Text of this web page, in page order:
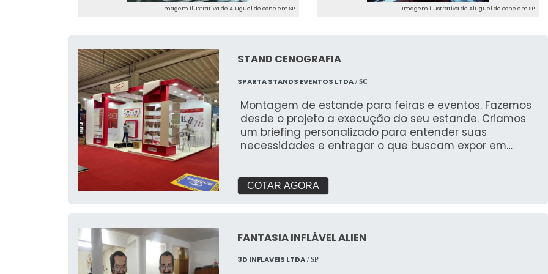
Imagem ilustrativa de Aluguel de cone em SP Imagem ilustrativa de Aluguel de cone em SP
STAND CENOGRAFIA
SPARTA STANDS EVENTOS LTDA / SC
Montagem de estande para feiras e eventos. Fazemos
desde o projeto a execução do seu estande. Criamos
um briefing personalizado para entender suas
necessidades e entregar o que buscam expor em
COTAR AGORA
FANTASIA INFLÁVEL ALIEN
3D INFLAVEIS LTDA / SP